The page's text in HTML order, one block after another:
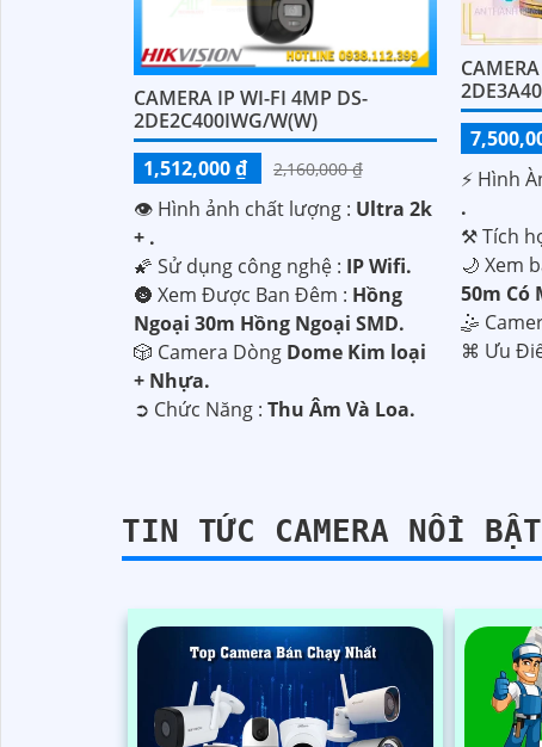
'
CAMERA IP WI-FI 4MP DS-
2DE2C400IWG/W(W)
1,512,000 ₫
2,160,000 ₫
👁 Hình ảnh chất lượng : Ultra 2k
+ .
🌠 Sử dụng công nghệ : IP Wifi.
🌚 Xem Được Ban Đêm : Hồng
Ngoại 30m Hồng Ngoại SMD.
🎲 Camera Dòng Dome Kim loại
+ Nhựa.
️➲ Chức Năng : Thu Âm Và Loa.
️⚡ Hình
.
⚒ Tích
🌙 Xem
50m Có
🤹
️⌘ Ưu
TIN TỨC CAMERA NỔI BẬT